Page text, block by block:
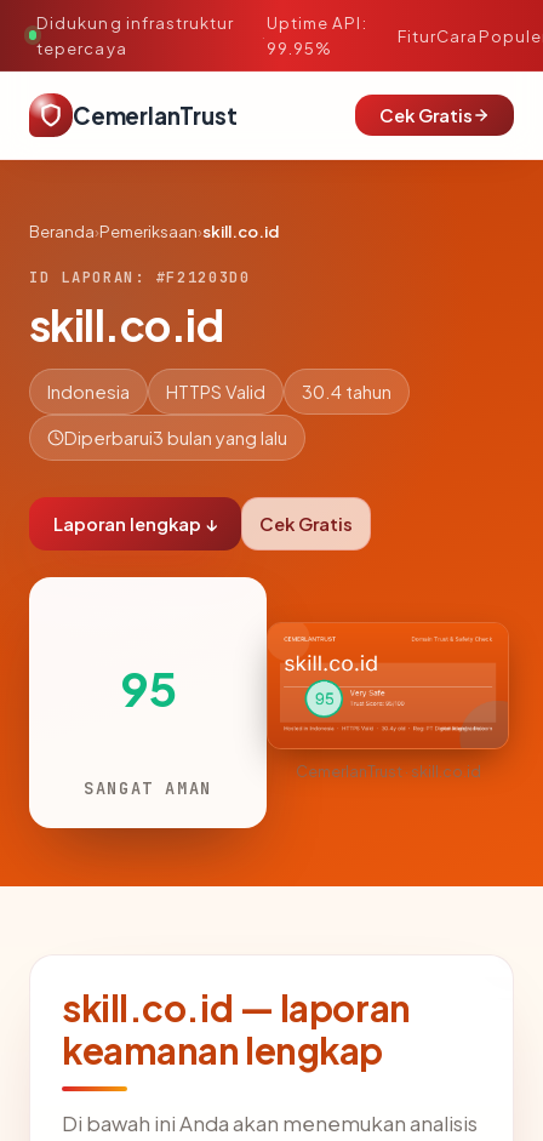
Didukung infrastruktur
tepercaya
·
Uptime API:
99.95%
FiturCara
CemerlanTrust Cek Gratis
Beranda›Pemeriksaan›skill.co.id
ID LAPORAN: #F21203D0
skill.co.id
Indonesia HTTPS Valid 30.4 tahun
Diperbarui3 bulan yang lalu
Laporan lengkap ↓ Cek Gratis
95
SANGAT AMAN
CemerlanTrust · skill.co.id
skill.co.id — laporan
keamanan lengkap
Di bawah ini Anda akan menemukan analisis